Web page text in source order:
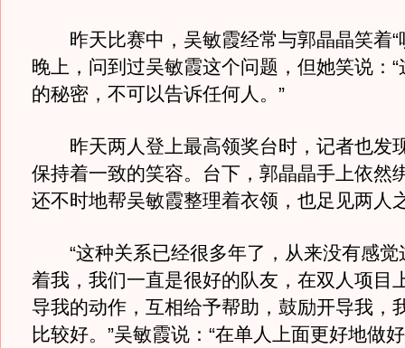
昨天比赛中，吴敏霞经常与郭晶晶笑着“
晚上，问到过吴敏霞这个问题，但她笑说：
的秘密，不可以告诉任何人。”
昨天两人登上最高领奖台时，记者也发
保持着一致的笑容。台下，郭晶晶手上依然
还不时地帮吴敏霞整理着衣领，也足见两人
“这种关系已经很多年了，从来没有感觉
着我，我们一直是很好的队友，在双人项目
导我的动作，互相给予帮助，鼓励开导我，
比较好。”吴敏霞说：“在单人上面更好地做